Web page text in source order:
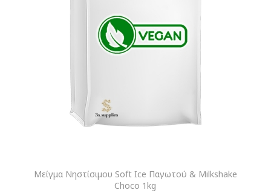
Μείγμα Νηστίσιμου Soft Ice Παγωτού & Milkshake
Choco 1kg